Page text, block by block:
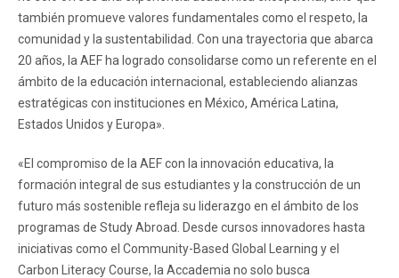
también promueve valores fundamentales como el respeto, la
comunidad y la sustentabilidad. Con una trayectoria que abarca
20 años, la AEF ha logrado consolidarse como un referente en el
ámbito de la educación internacional, estableciendo alianzas
estratégicas con instituciones en México, América Latina,
Estados Unidos y Europa».
«El compromiso de la AEF con la innovación educativa, la
formación integral de sus estudiantes y la construcción de un
futuro más sostenible refleja su liderazgo en el ámbito de los
programas de Study Abroad. Desde cursos innovadores hasta
iniciativas como el Community-Based Global Learning y el
Carbon Literacy Course, la Accademia no solo busca